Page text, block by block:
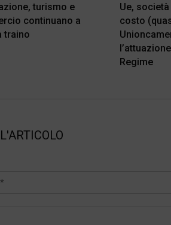
turismo e
continuano a
traino
Ue,
costo
Regime